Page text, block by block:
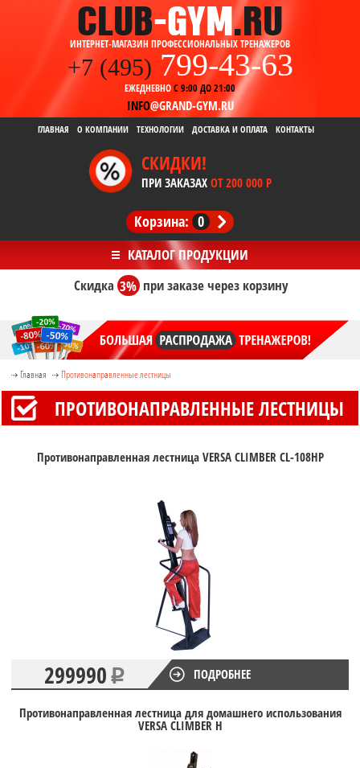
ИНТЕРНЕТ-МАГАЗИН ПРОФЕССИОНАЛЬНЫХ ТРЕНАЖЕРОВ
+7 (495) 799-43-63
ЕЖЕДНЕВНОС 9:00 ДО 21:00
INFO@GRAND-GYM.RU
ГЛАВНАЯ О КОМПАНИИ ТЕХНОЛОГИИ ДОСТАВКА И ОПЛАТА КОНТАКТЫ
СКИДКИ!
ПРИ ЗАКАЗАХ ОТ 200 000 Р
Корзина: 0
Скидка3% при заказечерез корзину
Главная Противонаправленные лестницы
ПРОТИВОНАПРАВЛЕННЫЕ ЛЕСТНИЦЫ
Противонаправленная лестница VERSA CLIMBER CL-108HP
299990 ПОДРОБНЕЕ
Противонаправленная лестница для домашнего использования
VERSA CLIMBER H